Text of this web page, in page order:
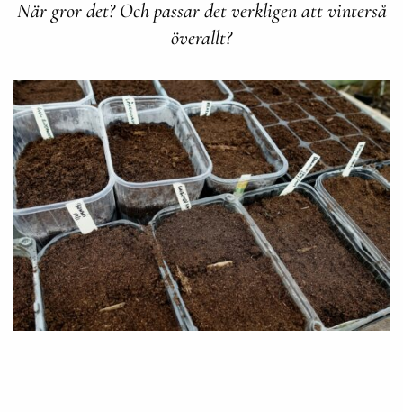
När gror det? Och passar det verkligen att vinterså
överallt?